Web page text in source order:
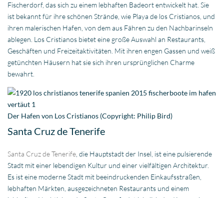
Fischerdorf, das sich zu einem lebhaften Badeort entwickelt hat. Sie
ist bekannt für ihre schönen Strände, wie Playa de los Cristianos, und
ihren malerischen Hafen, von dem aus Fähren zu den Nachbarinseln
ablegen. Los Cristianos bietet eine große Auswahl an Restaurants,
Geschäften und Freizeitaktivitäten. Mit ihren engen Gassen und weiß
getünchten Häusern hat sie sich ihren ursprünglichen Charme
bewahrt.
Der Hafen von Los Cristianos (Copyright: Philip Bird)
Santa Cruz de Tenerife
Santa Cruz de Tenerife , die Hauptstadt der Insel, ist eine pulsierende
Stadt mit einer lebendigen Kultur und einer vielfältigen Architektur.
Es ist eine moderne Stadt mit beeindruckenden Einkaufsstraßen,
lebhaften Märkten, ausgezeichneten Restaurants und einem